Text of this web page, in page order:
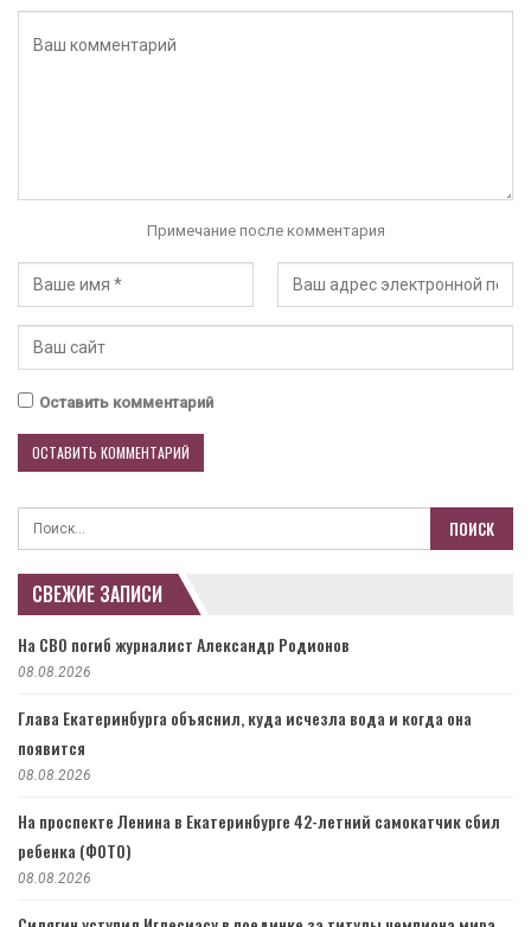
Примечание после комментария
Оставить комментарий
СВЕЖИЕ ЗАПИСИ
На СВО погиб журналист Александр Родионов
08.08.2026
Глава Екатеринбурга объяснил, куда исчезла вода и когда она
появится
08.08.2026
На проспекте Ленина в Екатеринбурге 42-летний самокатчик сбил
ребенка (ФОТО)
08.08.2026